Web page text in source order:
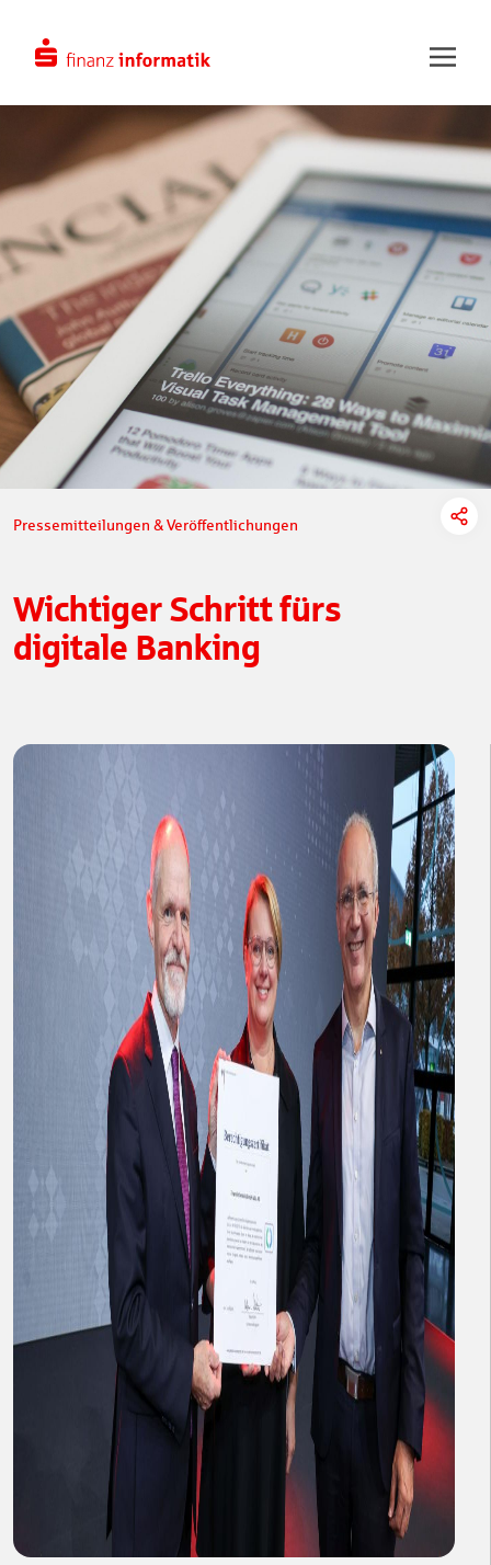
Pressemitteilungen & Veröffentlichungen
Wichtiger Schritt fürs
digitale Banking